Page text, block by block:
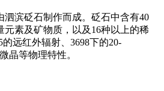
泗滨砭石制作而成。砭石中含有40
元素及矿物质，以及16种以上的稀
远红外辐射、3698下的20-
晶等物理特性。